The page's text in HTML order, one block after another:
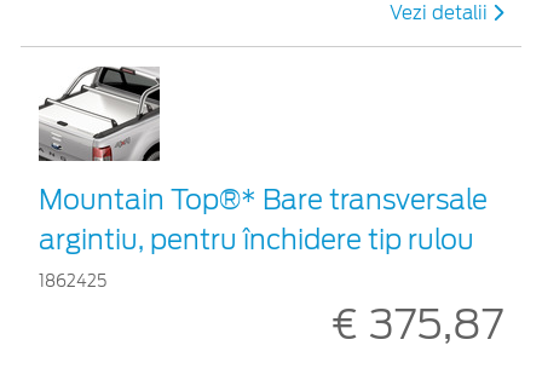
Vezi detalii
Mountain Top®* Bare transversale
argintiu, pentru închidere tip rulou
1862425
€ 375,87